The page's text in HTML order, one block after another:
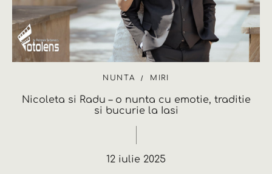
NUNTA MIRI
Nicoleta si Radu – o nunta cu emotie, traditie
si bucurie la Iasi
12 iulie 2025